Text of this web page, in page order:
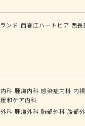
ンド 西春江ハートピア 西長
科 腫瘍内科 感染症内科 内
緩和ケア内科
科 腫瘍外科 胸部外科 腹部